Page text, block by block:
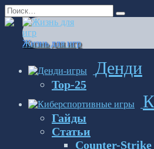
Перейти
к
содержанию
Search
for:
Жизнь для игр
Денди
Top-25
Гайды
Статьи
Counter-Strike